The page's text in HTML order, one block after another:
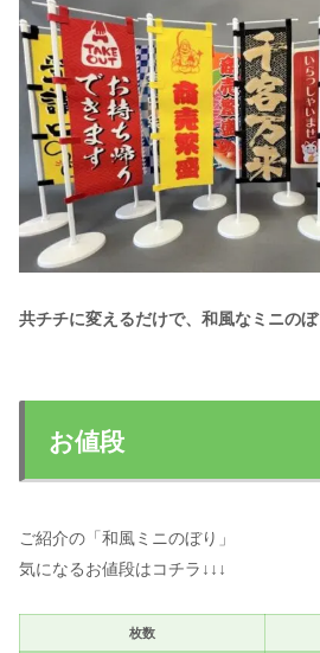
共チチに変えるだけで、和風なミニの
お値段
ご紹介の「和風ミニのぼり」
気になるお値段はコチラ↓↓↓
枚数